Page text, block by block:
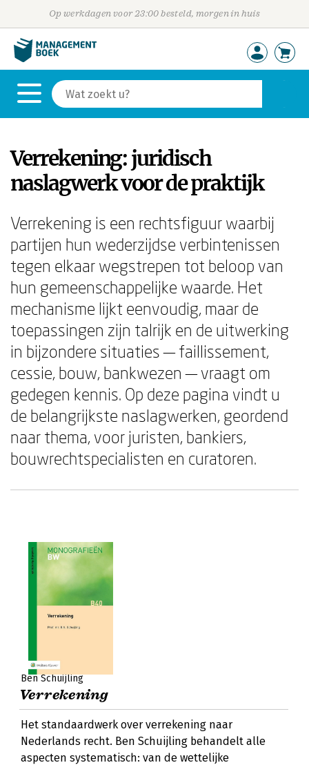
Op werkdagen voor 23:00 besteld, morgen in huis
Verrekening: juridisch
naslagwerk voor de praktijk
Verrekening is een rechtsfiguur waarbij
partijen hun wederzijdse verbintenissen
tegen elkaar wegstrepen tot beloop van
hun gemeenschappelijke waarde. Het
mechanisme lijkt eenvoudig, maar de
toepassingen zijn talrijk en de uitwerking
in bijzondere situaties — faillissement,
cessie, bouw, bankwezen — vraagt om
gedegen kennis. Op deze pagina vindt u
de belangrijkste naslagwerken, geordend
naar thema, voor juristen, bankiers,
bouwrechtspecialisten en curatoren.
Ben Schuijling
Verrekening
Het standaardwerk over verrekening naar
Nederlands recht. Ben Schuijling behandelt alle
aspecten systematisch: van de wettelijke